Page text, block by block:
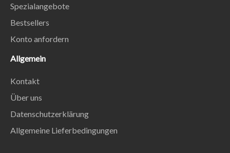
Spezialangebote
Bestsellers
Konto anfordern
Allgemein
Kontakt
Über uns
Datenschutzerklärung
Allgemeine Lieferbedingungen